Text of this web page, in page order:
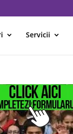
Servicii